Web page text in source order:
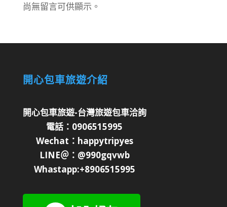
尚無留言可供顯示。
開心包車旅遊介紹
開心包車旅遊-台灣旅遊包車洽詢
電話：0906515995
Wechat：happytripyes
LINE＠：@990gqvwb
Whastapp:+8906515995